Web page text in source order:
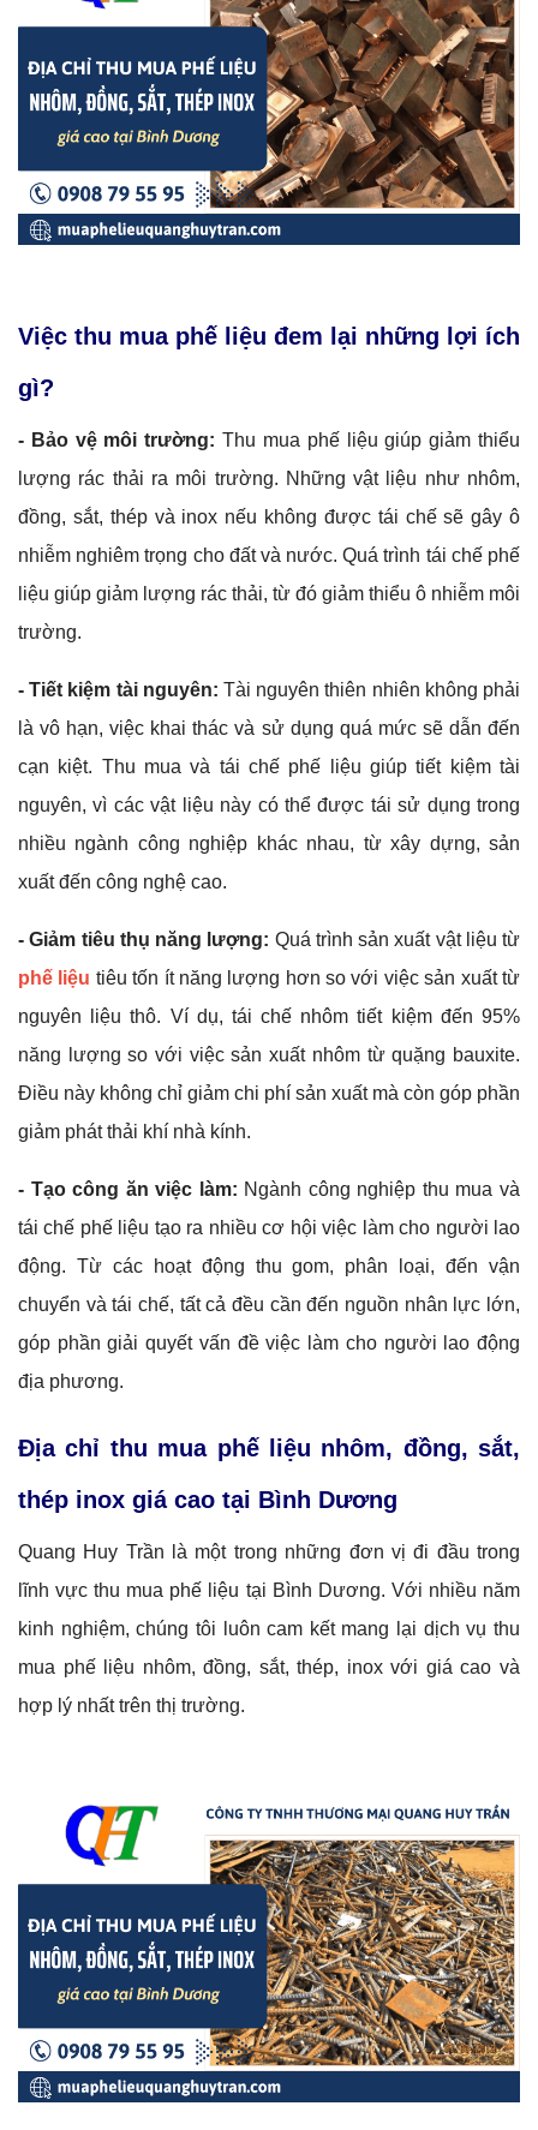
Việc thu mua phế liệu đem lại những lợi ích
gì?
- Bảo vệ môi trường:Thu mua phế liệu giúp giảm thiểu
lượng rác thải ra môi trường. Những vật liệu như nhôm,
đồng, sắt, thép và inox nếu không được tái chế sẽ gây ô
nhiễm nghiêm trọng cho đất và nước. Quá trình tái chế phế
liệu giúp giảm lượng rác thải, từ đó giảm thiểu ô nhiễm môi
trường.
- Tiết kiệm tài nguyên: Tài nguyên thiên nhiên không phải
là vô hạn, việc khai thác và sử dụng quá mức sẽ dẫn đến
cạn kiệt. Thu mua và tái chế phế liệu giúp tiết kiệm tài
nguyên, vì các vật liệu này có thể được tái sử dụng trong
nhiều ngành công nghiệp khác nhau, từ xây dựng, sản
xuất đến công nghệ cao.
- Giảm tiêu thụ năng lượng: Quá trình sản xuất vật liệu từ
phế liệu tiêu tốn ít năng lượng hơn so với việc sản xuất từ
nguyên liệu thô. Ví dụ, tái chế nhôm tiết kiệm đến 95%
năng lượng so với việc sản xuất nhôm từ quặng bauxite.
Điều này không chỉ giảm chi phí sản xuất mà còn góp phần
giảm phát thải khí nhà kính.
- Tạo công ăn việc làm: Ngành công nghiệp thu mua và
tái chế phế liệu tạo ra nhiều cơ hội việc làm cho người lao
động. Từ các hoạt động thu gom, phân loại, đến vận
chuyển và tái chế, tất cả đều cần đến nguồn nhân lực lớn,
góp phần giải quyết vấn đề việc làm cho người lao động
địa phương.
Địa chỉ thu mua phế liệu nhôm, đồng, sắt,
thép inox giá cao tại Bình Dương
Quang Huy Trần là một trong những đơn vị đi đầu trong
lĩnh vực thu mua phế liệu tại Bình Dương. Với nhiều năm
kinh nghiệm, chúng tôi luôn cam kết mang lại dịch vụ thu
mua phế liệu nhôm, đồng, sắt, thép, inox với giá cao và
hợp lý nhất trên thị trường.